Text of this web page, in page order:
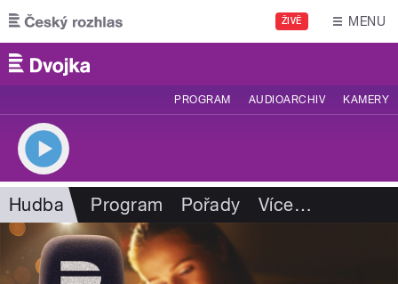
Přejít k hlavnímu obsahu
ŽIVĚ MENU
PROGRAM AUDIOARCHIV KAMERY
Hudba Program Pořady Více…